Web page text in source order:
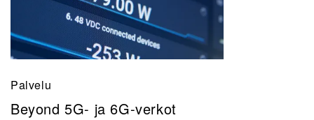
Palvelu
Beyond 5G- ja 6G-verkot